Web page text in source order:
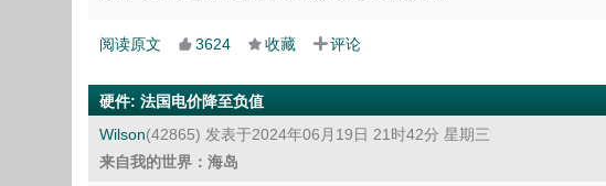
阅读原文 3624 收藏 评论
硬件: 法国电价降至负值
Wilson(42865) 发表于2024年06月19日 21时42分 星期三
来自我的世界：海岛